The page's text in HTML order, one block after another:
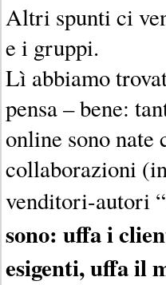
Altri spunti ci
e i gruppi.
Lì abbiamo
pensa – bene:
online sono nate
collaborazioni
venditori-autori
sono: uffa i
esigenti, uffa il